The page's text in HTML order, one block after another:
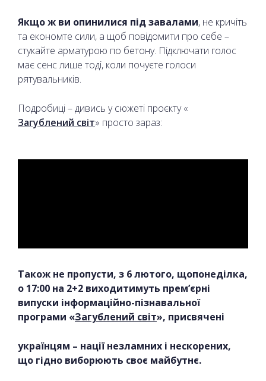
Якщо ж ви опинилися під завалами, не кричіть
та економте сили, а щоб повідомити про себе –
стукайте арматурою по бетону. Підключати голос
має сенс лише тоді, коли почуєте голоси
рятувальників.
Подробиці – дивись у сюжеті проєкту «
Загублений світ» просто зараз:
Також не пропусти, з 6 лютого, щопонеділка,
о 17:00 на 2+2 виходитимуть прем’єрні
випуски інформаційно-пізнавальної
програми «Загублений світ», присвячені
українцям – нації незламних і нескорених,
що гідно виборюють своє майбутнє.